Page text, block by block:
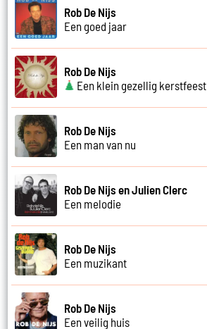
Rob De Nijs
Een goed jaar
Rob De Nijs
Een klein gezellig kerstfeest
Rob De Nijs
Een man van nu
Rob De Nijs en Julien Clerc
Een melodie
Rob De Nijs
Een muzikant
Rob De Nijs
Een veilig huis